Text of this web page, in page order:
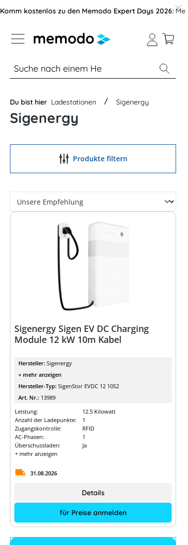
der B2B-Plattform springen
Komm kostenlos zu den Memodo Expert Days 2026:
% Sale Module Wechselrichter
Du bist hier Ladestationen Sigenergy
Sigenergy
Produkte filtern
Sigenergy Sigen EV DC Charging
Module 12 kW 10m Kabel
Hersteller: Sigenergy
+ mehr anzeigen
Hersteller-Typ: SigenStor EVDC 12 10S2
Art. Nr.: 13989
Leistung:
12.5 Kilowatt
Anzahl der Ladepunkte:
1
Zugangskontrolle:
RFID
AC-Phasen:
1
Überschussladen:
Ja
+ mehr anzeigen
31.08.2026
für Preise anmelden
Details